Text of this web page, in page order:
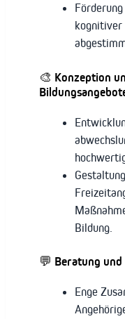
kognitiver
🎨 Konzeption
Bildung.
💬 Beratung
Enge